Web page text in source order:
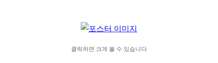
클릭하면 크게 볼 수 있습니다